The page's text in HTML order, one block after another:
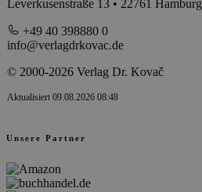
Leverkusenstraße 13 • 22761 Hamburg
+49 40 398880 0
info@verlagdrkovac.de
© 2000-2026 Verlag Dr. Kovač
Aktualisiert 09.08.2026 08:48
Unsere Partner